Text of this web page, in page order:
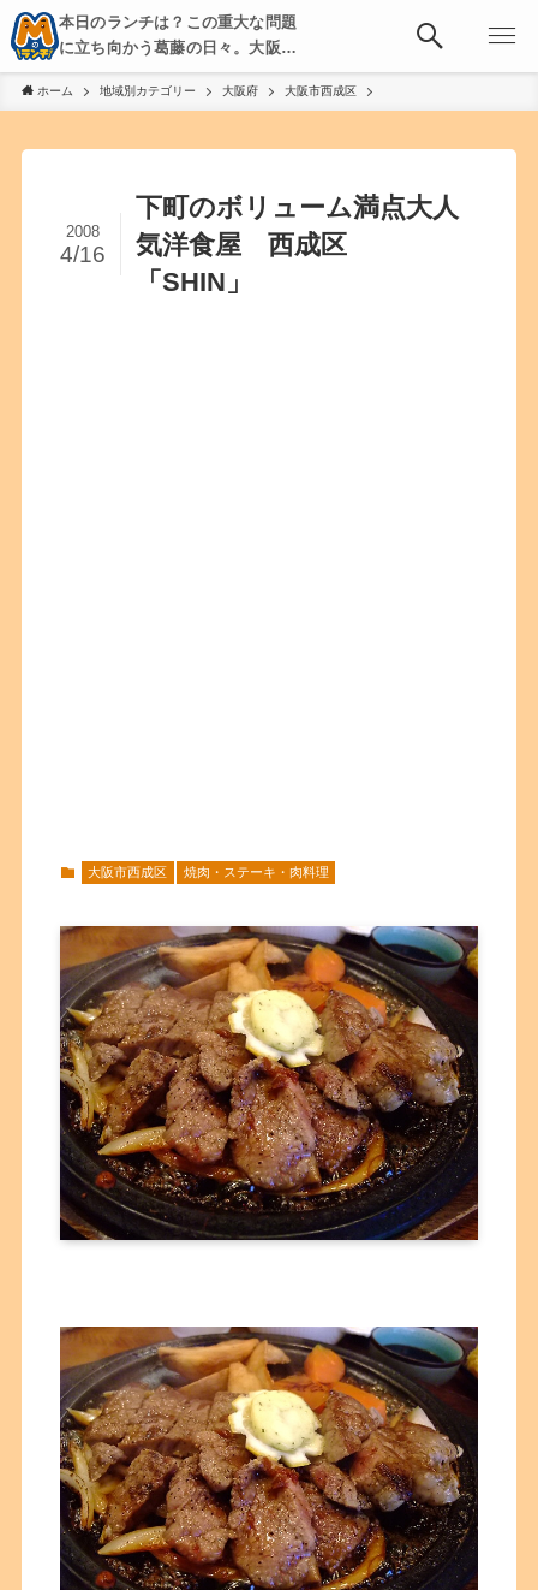
本日のランチは？この重大な問題
に立ち向かう葛藤の日々。大阪・
京都・神戸を中心とした食べ歩
き、飲み歩きを綴る。
ホーム 地域別カテゴリー 大阪府 大阪市西成区
下町のボリューム満点大人
気洋食屋 西成区
「SHIN」
2008
4/16
大阪市西成区 焼肉・ステーキ・肉料理